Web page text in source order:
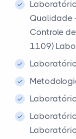
Qualidade
Controle
1109)